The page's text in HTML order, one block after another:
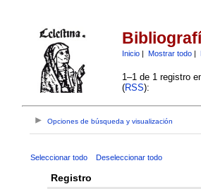
Inicio| Mostrar todo|
1–1 de 1 registro
(RSS):
Opciones de búsqueda y visualización
Seleccionar todo Deseleccionar todo
Registro